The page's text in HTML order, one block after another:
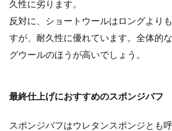
久性に劣ります。
反対に、ショートウールはロングより
すが、耐久性に優れています。全体的
グウールのほうが高いでしょう。
最終仕上げにおすすめのスポンジバフ
スポンジバフはウレタンスポンジとも